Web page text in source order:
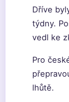
Dříve
týdny.
vedl ke
Pro
lhůtě.